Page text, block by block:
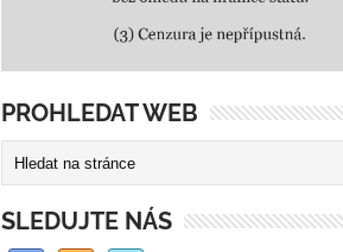
PROHLEDAT WEB
SLEDUJTE NÁS